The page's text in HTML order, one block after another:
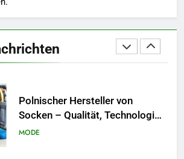
Diese Pflanzen machen den
Garten im August besonders
schön
LEBENSSTIL
Polnischer Hersteller von
Socken – Qualität, Technologie
und Design in einem
MODE